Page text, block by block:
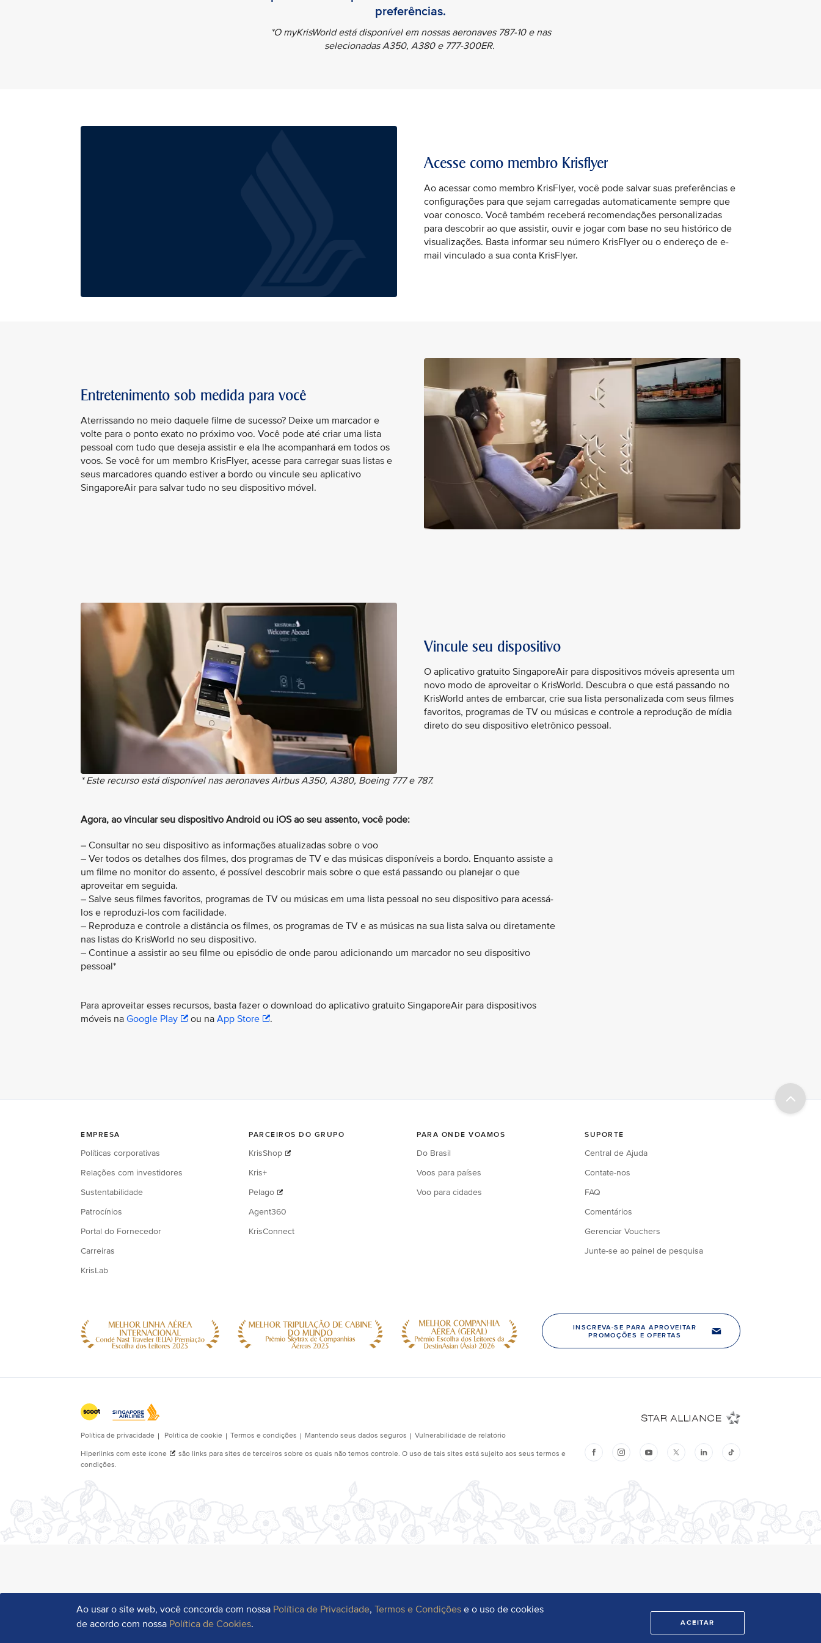
Ao usar o site web, você concorda com nossa Política de Privacidade,Termos e Condições e o uso de cookies
de acordo com nossa Política de Cookies. ACEITAR
preferências.
*O myKrisWorld está disponível em nossas aeronaves 787-10 e nas
selecionadas A350, A380 e 777-300ER.
Acesse como membro Krisflyer
Ao acessar como membro KrisFlyer, você pode salvar suas preferências e
configurações para que sejam carregadas automaticamente sempre que
voar conosco. Você também receberá recomendações personalizadas
para descobrir ao que assistir, ouvir e jogar com base no seu histórico de
visualizações. Basta informar seu número KrisFlyer ou o endereço de e-
mail vinculado a sua conta KrisFlyer.
Entretenimento sob medida para você
Aterrissando no meio daquele filme de sucesso? Deixe um marcador e
volte para o ponto exato no próximo voo. Você pode até criar uma lista
pessoal com tudo que deseja assistir e ela lhe acompanhará em todos os
voos. Se você for um membro KrisFlyer, acesse para carregar suas listas e
seus marcadores quando estiver a bordo ou vincule seu aplicativo
SingaporeAir para salvar tudo no seu dispositivo móvel.
Vincule seu dispositivo
O aplicativo gratuito SingaporeAir para dispositivos móveis apresenta um
novo modo de aproveitar o KrisWorld. Descubra o que está passando no
KrisWorld antes de embarcar, crie sua lista personalizada com seus filmes
favoritos, programas de TV ou músicas e controle a reprodução de mídia
direto do seu dispositivo eletrônico pessoal.
* Este recurso está disponível nas aeronaves Airbus A350, A380, Boeing 777 e 787.
Agora, ao vincular seu dispositivo Android ou iOS ao seu assento, você pode:
– Consultar no seu dispositivo as informações atualizadas sobre o voo
– Ver todos os detalhes dos filmes, dos programas de TV e das músicas disponíveis a bordo. Enquanto assiste a
um filme no monitor do assento, é possível descobrir mais sobre o que está passando ou planejar o que
aproveitar em seguida.
– Salve seus filmes favoritos, programas de TV ou músicas em uma lista pessoal no seu dispositivo para acessá-
los e reproduzi-los com facilidade.
– Reproduza e controle a distância os filmes, os programas de TV e as músicas na sua lista salva ou diretamente
nas listas do KrisWorld no seu dispositivo.
– Continue a assistir ao seu filme ou episódio de onde parou adicionando um marcador no seu dispositivo
pessoal*
Para aproveitar esses recursos, basta fazer o download do aplicativo gratuito SingaporeAir para dispositivos
móveis na Google Play ou na App Store .